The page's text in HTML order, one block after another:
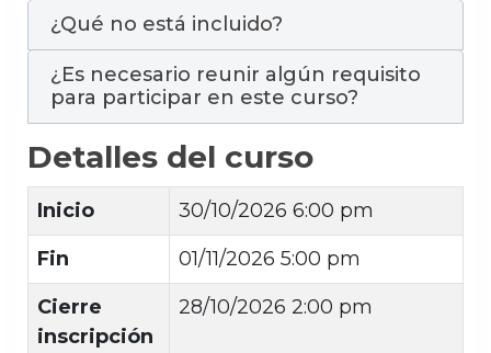
¿Qué no está incluido?
¿Es necesario reunir algún requisito
para participar en este curso?
Detalles del curso
Inicio
30/10/2026 6:00 pm
Fin
01/11/2026 5:00 pm
Cierre
inscripción
28/10/2026 2:00 pm